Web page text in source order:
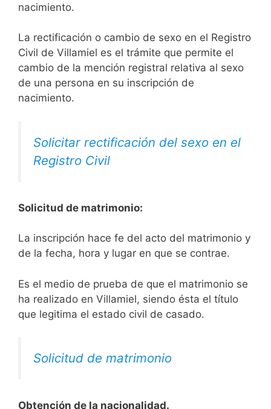
nacimiento.
La rectificación o cambio de sexo en el Registro
Civil de Villamiel es el trámite que permite el
cambio de la mención registral relativa al sexo
de una persona en su inscripción de
nacimiento.
Solicitar rectificación del sexo en el
Registro Civil
Solicitud de matrimonio:
La inscripción hace fe del acto del matrimonio y
de la fecha, hora y lugar en que se contrae.
Es el medio de prueba de que el matrimonio se
ha realizado en Villamiel, siendo ésta el título
que legitima el estado civil de casado.
Solicitud de matrimonio
Obtención de la nacionalidad.